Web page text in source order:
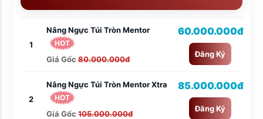
1
Nâng Ngực Túi Tròn Mentor
HOT
Giá Gốc 80.000.000đ
60.000.000đ
Đăng Ký
2
Nâng Ngực Túi Tròn Mentor Xtra
HOT
Giá Gốc 105.000.000đ
85.000.000đ
Đăng Ký